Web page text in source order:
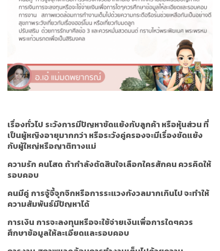
เรื่องทั่วไป ระวังการมีปัญหาขัดแย้งกับลูกค้า หรือหุ้นส่วน ที่
เป็นผู้หญิงอายุมากกว่า หรือระวังคู่ครองจะมีเรื่องขัดแย้ง
กับผู้ใหญ่หรือญาติทางแม่
ความรัก คนโสด ถ้ากำลังตัดสินใจเลือกใครสักคน ควรคิดให้
รอบคอบ
คนมีคู่ การจู้จี้จุกจิกหรือการระแวงกังวลมากเกินไป จะทำให้
ความสัมพันธ์มีปัญหาได้
การเงิน การจะลงทุนหรือจะใช้จ่ายเงินเพื่อการใดๆควร
ศึกษาข้อมูลให้ละเอียดและรอบคอบ